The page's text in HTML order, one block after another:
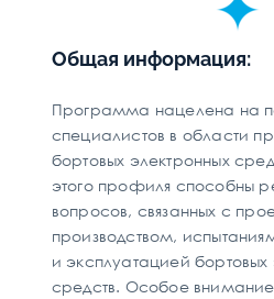
Общая информация:
Программа нацелена на
специалистов в области
бортовых электронных
этого профиля способны
вопросов, связанных с
производством,
и эксплуатацией бортовых
средств. Особое внимание